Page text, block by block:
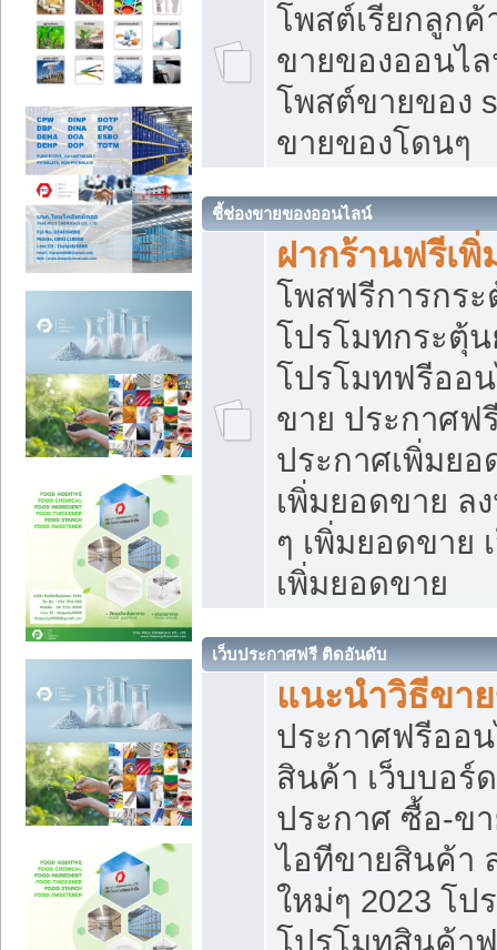
โพสต์เรียกลูกค้
ขายของออนไ
โพสต์ขายของ
ขายของโดนๆ
ชี้ช่องขายของออนไลน์
ฝากร้านฟรีเ
โพสฟรีการกร
โปรโมทกระตุ้
โปรโมทฟรีออ
ขาย ประกาศฟ
ประกาศเพิ่มย
เพิ่มยอดขาย ล
ๆ เพิ่มยอดขาย
เพิ่มยอดขาย
เว็บประกาศฟรี ติดอันดับ
แนะนำวิธีขา
ประกาศฟรีออ
สินค้า เว็บบอร์
ประกาศ ซื้อ-ข
ไอทีขายสินค้า
ใหม่ๆ 2023 โป
โปรโมทสินค้า